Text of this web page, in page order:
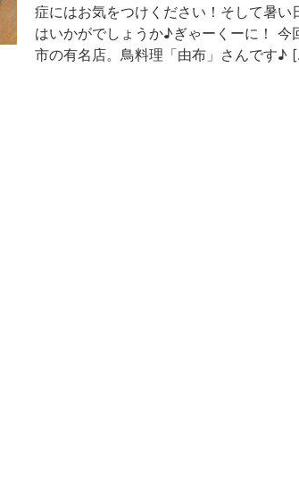
症にはお気をつけください！そして暑い
はいかがでしょうか♪ぎゃーくーに！ 今
市の有名店。鳥料理「由布」さんです♪